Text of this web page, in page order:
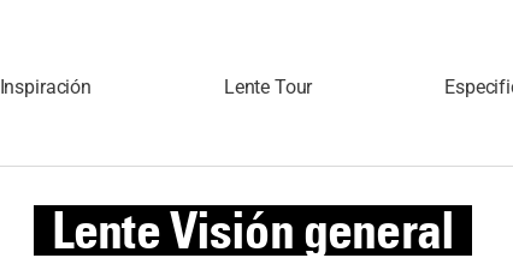
Inspiración Lente Tour
LenteVisión general